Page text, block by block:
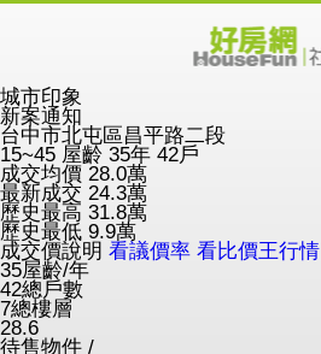
城市印象
新案通知
台中市北屯區昌平路二段
15~45 屋齡 35年 42戶
成交均價 28.0萬
最新成交 24.3萬
歷史最高 31.8萬
歷史最低 9.9萬
成交價說明 看議價率 看比價王行情
35屋齡/年
42總戶數
7總樓層
28.6
待售物件 /